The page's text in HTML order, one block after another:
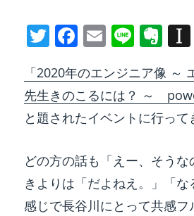
T
itt
er
F
c
e
b
o
o
k
E
ai
l
Li
e
E
er
n
ot
e
「2020年のエンジニア像 ～
先生きのこるには？ ～
と題されたイベントに行って
どの方の話も「えー、そう
きよりは「だよねえ。」「な
感じで長谷川にとって共感フ